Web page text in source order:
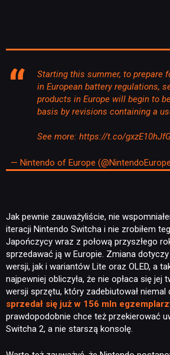
NEWSY
RECENZJE
Starting this summer, to prepare
in European battery regulations,
products in Europe will begin to
basis by revisions containing a
See more: https://t.co/
— Nintendo of Europe
Jak pewnie zauważyliście, nie
iteracji Nintendo Switcha i nie zrobiłem
Japończycy wraz z połową przyszłego
sprzedawać ją w Europie. Zmiana
wersji, jak i wariantów Lite oraz OLED, a
najpewniej obliczyła, że nie opłaca się jej
wersji sprzętu, który zadebiutował niemal
sprzedał się już w 156 mln
prawdopodobnie chce też przekierować
Switcha 2, a nie starszą konsolę.